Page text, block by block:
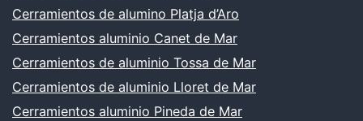
Cerramientos de alumino Platja d’Aro
Cerramientos aluminio Canet de Mar
Cerramientos de aluminio Tossa de Mar
Cerramientos de aluminio Lloret de Mar
Cerramientos aluminio Pineda de Mar